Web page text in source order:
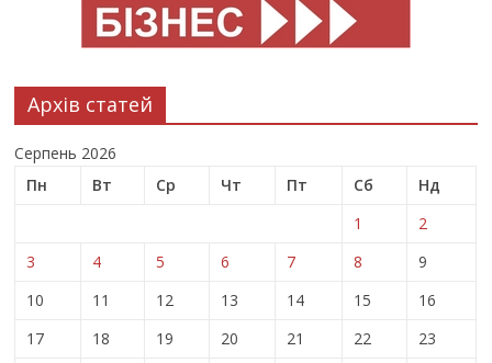
Архів статей
Серпень 2026
Пн
Вт Ср Чт Пт Сб
Нд
1
2
3
4 5 6 7 8
9
10
11 12 13 14 15
16
17
18 19 20 21 22
23